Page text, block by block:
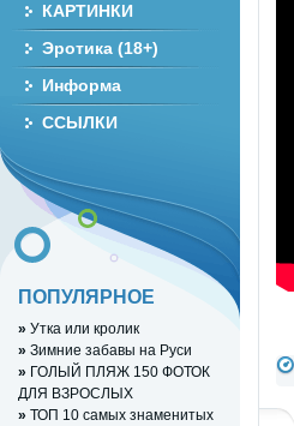
КАРТИНКИ
Эротика (18+)
Информа
ССЫЛКИ
ПОПУЛЯРНОЕ
» Утка или кролик
» Зимние забавы на Руси
» ГОЛЫЙ ПЛЯЖ 150 ФОТОК
ДЛЯ ВЗРОСЛЫХ
» ТОП 10 самых знаменитых